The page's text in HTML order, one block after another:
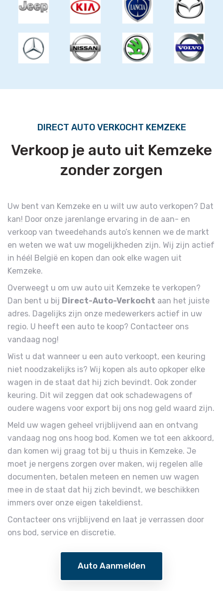
DIRECT AUTO VERKOCHT KEMZEKE
Verkoop je auto uit Kemzeke
zonder zorgen
Uw bent van Kemzeke en u wilt uw auto verkopen? Dat
kan! Door onze jarenlange ervaring in de aan- en
verkoop van tweedehands auto’s kennen we de markt
en weten we wat uw mogelijkheden zijn. Wij zijn actief
in héél België en kopen dan ook elke wagen uit
Kemzeke.
Overweegt u om uw auto uit Kemzeke te verkopen?
Dan bent u bij Direct-Auto-Verkocht aan het juiste
adres. Dagelijks zijn onze medewerkers actief in uw
regio. U heeft een auto te koop? Contacteer ons
vandaag nog!
Wist u dat wanneer u een auto verkoopt, een keuring
niet noodzakelijks is? Wij kopen als auto opkoper elke
wagen in de staat dat hij zich bevindt. Ook zonder
keuring. Dit wil zeggen dat ook schadewagens of
oudere wagens voor export bij ons nog geld waard zijn.
Meld uw wagen geheel vrijblijvend aan en ontvang
vandaag nog ons hoog bod. Komen we tot een akkoord,
dan komen wij graag tot bij u thuis in Kemzeke. Je
moet je nergens zorgen over maken, wij regelen alle
documenten, betalen meteen en nemen uw wagen
mee in de staat dat hij zich bevindt, we beschikken
immers over onze eigen takeldienst.
Contacteer ons vrijblijvend en laat je verrassen door
ons bod, service en discretie.
Auto Aanmelden